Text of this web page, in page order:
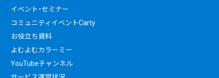
イベント・セミナー
コミュニティイベントCarty
お役立ち資料
よむよむカラーミー
YouTubeチャンネル